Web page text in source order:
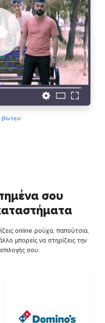
σου
online ρούχα, παπούτσια,
μπορείς να στηρίζεις την
σου.